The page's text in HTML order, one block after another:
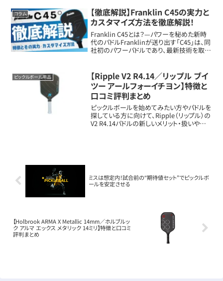
ト...
コラム
【徹底解説】Franklin C45の実力と
カスタマイズ方法を徹底解説！
Franklin C45とは？—パワーを秘めた新時
代のパドルFranklinが送り出す「C45」は、同
社初のパワーパドルであり、最新技術を取り
さらに、カスタマイズ...
ピックルボール用品
【Ripple V2 R4.14／リップル ブイ
ツー アールフォーイチヨン】特徴と
口コミ評判まとめ
ピックルボールを始めてみたい方やパドルを
探している方に向けて、Ripple（リップル）の
V2 R4.14パドルの新しいメリット・扱いや特
ミスは想定内！試合前の“期待値セット”でピックルボ
ールを安定させる
【Holbrook ARMA X Metallic 14mm／ホルブルッ
ク アルマ エックス メタリック 14ミリ】特徴と口コミ
評判まとめ